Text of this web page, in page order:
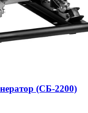
(СБ-2200)